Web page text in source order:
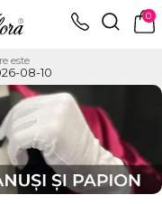
0
este
08-10